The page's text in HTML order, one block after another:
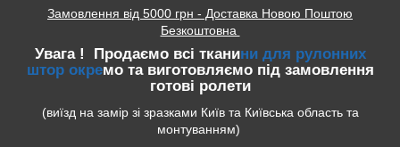
Замовлення від 5000 грн - Доставка Новою Поштою
Безкоштовна
Увага ! Продаємо всі тканини для рулонних
штор окремо та виготовляємо під замовлення
готові ролети
(виїзд на замір зі зразками Київ та Київська область та
монтуванням)